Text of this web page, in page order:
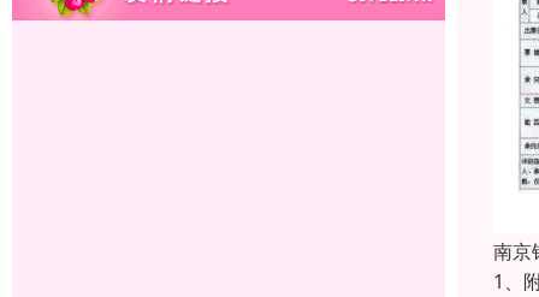
南京
1、